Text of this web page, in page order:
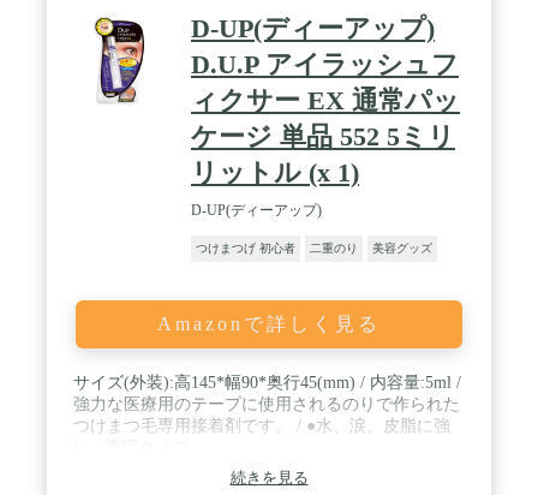
D-UP(ディーアップ)
D.U.P アイラッシュフ
ィクサー EX 通常パッ
ケージ 単品 552 5ミリ
リットル (x 1)
D-UP(ディーアップ)
つけまつげ 初心者 二重のり 美容グッズ
Amazonで詳しく見る
サイズ(外装):高145*幅90*奥行45(mm) / 内容量:5ml /
強力な医療用のテープに使用されるのりで作られた
つけまつ毛専用接着剤です。 / ●水、涙、皮脂に強
続きを見る